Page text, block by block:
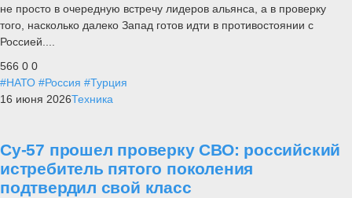
не просто в очередную встречу лидеров альянса, а в проверку
того, насколько далеко Запад готов идти в противостоянии с
Россией....
566 0 0
#НАТО #Россия #Турция
16 июня 2026Техника
Су-57 прошел проверку СВО: российский
истребитель пятого поколения
подтвердил свой класс